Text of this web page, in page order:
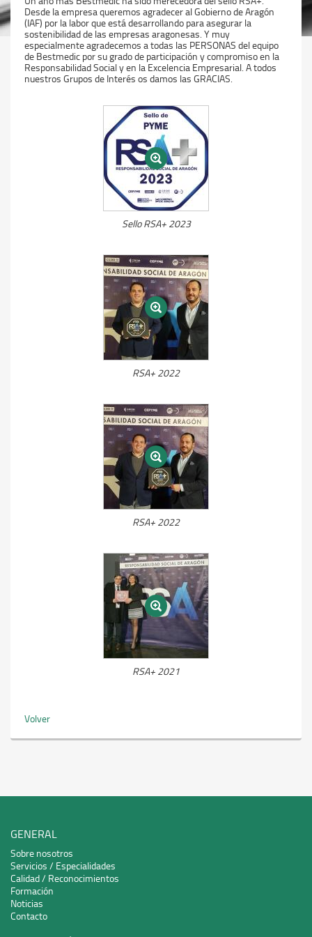
Desde la empresa queremos agradecer al Gobierno de Aragón
(IAF) por la labor que está desarrollando para asegurar la
sostenibilidad de las empresas aragonesas. Y muy
especialmente agradecemos a todas las PERSONAS del equipo
de Bestmedic por su grado de participación y compromiso en la
Responsabilidad Social y en la Excelencia Empresarial. A todos
nuestros Grupos de Interés os damos las GRACIAS.
Sello RSA+ 2023
RSA+ 2022
RSA+ 2022
RSA+ 2021
Volver
GENERAL
Sobre nosotros
Servicios / Especialidades
Calidad / Reconocimientos
Formación
Noticias
Contacto